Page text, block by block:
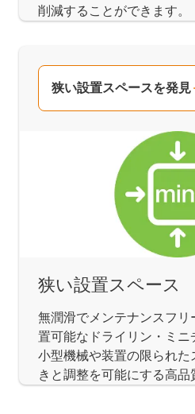
削減することができます。
狭い設置スペース
無潤滑でメンテナンスフ
置可能なドライリン・ミニ
小型機械や装置の限られ
きと調整を可能にする高
狭い設置スペースを発見